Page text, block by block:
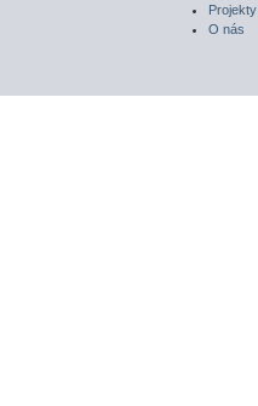
Projekty
O nás